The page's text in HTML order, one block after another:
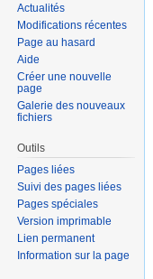
Actualités
Modifications récentes
Page au hasard
Aide
Créer une nouvelle
page
Galerie des nouveaux
fichiers
Outils
Pages liées
Suivi des pages liées
Pages spéciales
Version imprimable
Lien permanent
Information sur la page